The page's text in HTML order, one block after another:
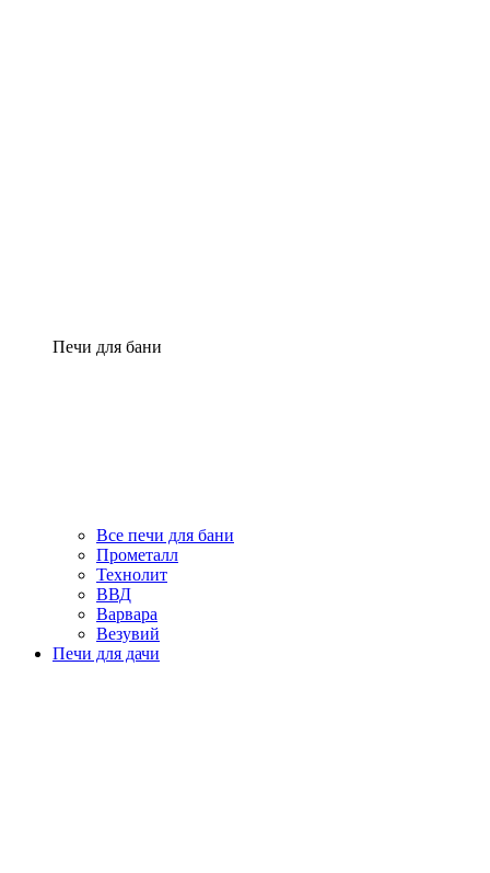
Печи для бани
Все печи для бани
Прометалл
Технолит
ВВД
Варвара
Везувий
Печи для дачи